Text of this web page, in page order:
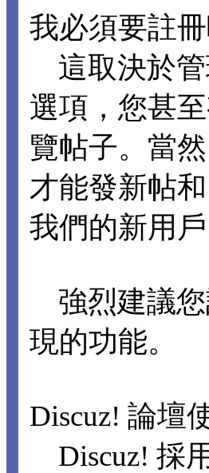
我必須要註冊
這取決於管
選項，您甚
覽帖子。當
才能發新帖
我們的新用戶
強烈建議您
現的功能。
Discuz! 論壇
Discuz! 採